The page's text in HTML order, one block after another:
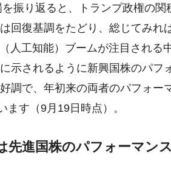
振り返ると、トランプ政権の
回復基調をたどり、総じてみれ
人工知能）ブームが注目される
示されるように新興国株のパ
調で、年初来の両者のパフォー
す（9月19日時点）。
先進国株のパフォーマン